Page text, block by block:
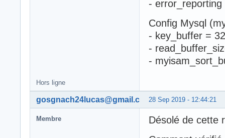
- error_reporting
Config Mysql
- key_buffer =
-
-
Hors ligne
28 Sep 2019 - 12:44:21
gosgnach24lucas@gmail.com
Membre
Désolé de cette